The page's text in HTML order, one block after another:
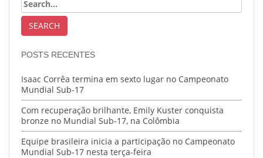
POSTS RECENTES
Isaac Corrêa termina em sexto lugar no Campeonato
Mundial Sub-17
Com recuperação brilhante, Emily Kuster conquista
bronze no Mundial Sub-17, na Colômbia
Equipe brasileira inicia a participação no Campeonato
Mundial Sub-17 nesta terça-feira